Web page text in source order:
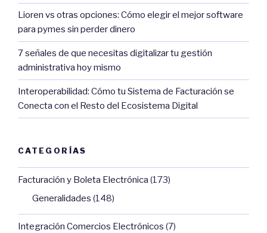
Lioren vs otras opciones: Cómo elegir el mejor software
para pymes sin perder dinero
7 señales de que necesitas digitalizar tu gestión
administrativa hoy mismo
Interoperabilidad: Cómo tu Sistema de Facturación se
Conecta con el Resto del Ecosistema Digital
CATEGORÍAS
Facturación y Boleta Electrónica (173)
Generalidades (148)
Integración Comercios Electrónicos (7)